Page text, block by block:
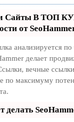
Сайты В ТОП
от
анализируется
делает
вечные
по максимуму
делать